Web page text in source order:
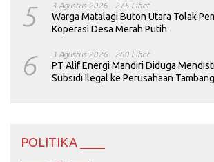
5 3 Agustus 2026 275 Lihat
Warga Matalagi Buton Utara Tolak
Koperasi Desa Merah Putih
6 3 Agustus 2026 260 Lihat
PT Alif Energi Mandiri Diduga
Subsidi Ilegal ke Perusahaan Tambang
POLITIKA ____